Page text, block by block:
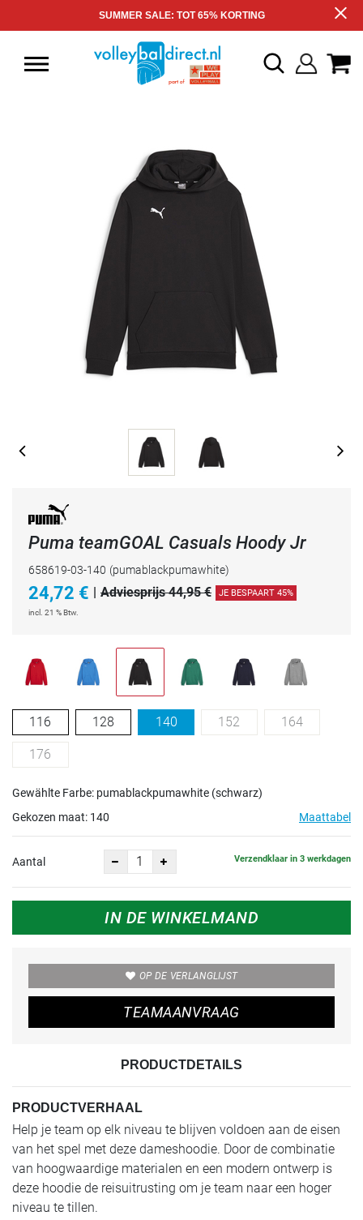
SUMMER SALE: TOT 65% KORTING
Puma teamGOAL Casuals Hoody Jr
658619-03-140 (pumablackpumawhite)
24,72 € Adviesprijs 44,95 € JE BESPAART 45%
incl. 21 % Btw.
116 128 140 152 164
176
Gewählte Farbe: pumablackpumawhite (schwarz)
Gekozen maat: 140 Maattabel
Aantal Verzendklaar in 3 werkdagen
IN DE WINKELMAND
OP DE VERLANGLIJST
TEAMAANVRAAG
PRODUCTDETAILS
PRODUCTVERHAAL
Help je team op elk niveau te blijven voldoen aan de eisen
van het spel met deze dameshoodie. Door de combinatie
van hoogwaardige materialen en een modern ontwerp is
deze hoodie de reisuitrusting om je team naar een hoger
niveau te tillen.